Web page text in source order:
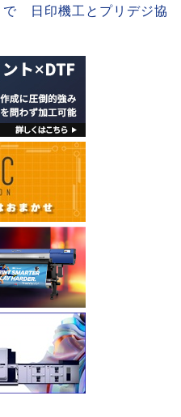
日印機工とプリデジ協